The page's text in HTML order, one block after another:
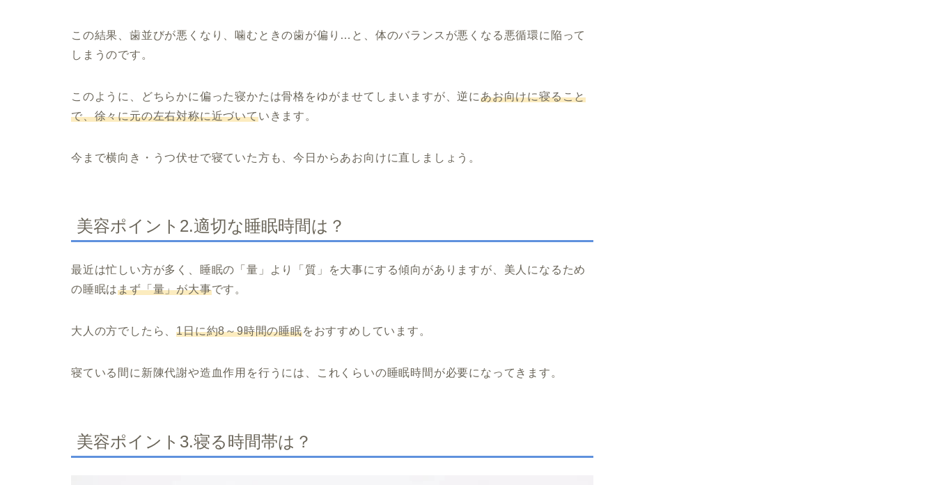
この結果、歯並びが悪くなり、噛むときの歯が偏り…と、体のバランスが悪くなる悪循環に陥って
しまうのです。
このように、どちらかに偏った寝かたは骨格をゆがませてしまいますが、逆にあお向けに寝ること
で、徐々に元の左右対称に近づいていきます。
今まで横向き・うつ伏せで寝ていた方も、今日からあお向けに直しましょう。
美容ポイント2.適切な睡眠時間は？
最近は忙しい方が多く、睡眠の「量」より「質」を大事にする傾向がありますが、美人になるため
の睡眠はまず「量」が大事です。
大人の方でしたら、1日に約8～9時間の睡眠をおすすめしています。
寝ている間に新陳代謝や造血作用を行うには、これくらいの睡眠時間が必要になってきます。
美容ポイント3.寝る時間帯は？